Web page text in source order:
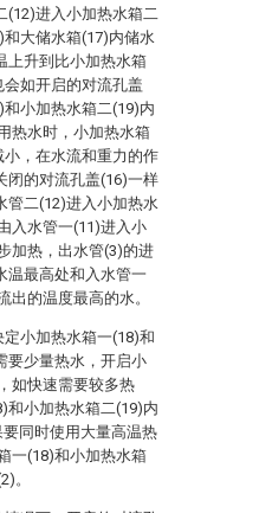
(12)进入小加热水箱二
大储水箱(17)内储水
上升到比小加热水箱
如开启的对流孔盖
小加热水箱二(19)内
热水时，小加热水箱
，在水流和重力的作
闭的对流孔盖(16)一样
管二(12)进入小加热水
入水管一(11)进入小
加热，出水管(3)的进
温最高处和入水管一
出的温度最高的水。
小加热水箱一(18)和
要少量热水，开启小
如快速需要较多热
和小加热水箱二(19)内
同时使用大量高温热
一(18)和小加热水箱
。